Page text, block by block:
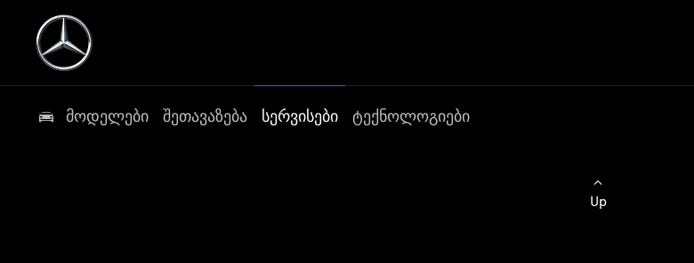
მოდელები შეთავაზება სერვისები ტექნოლოგიები
Up